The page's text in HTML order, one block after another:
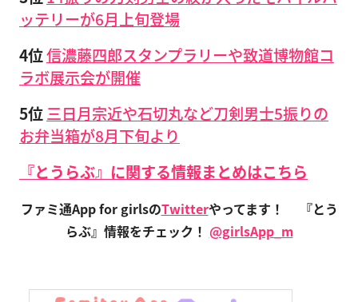
ッテリーが6月上旬登場
4位信濃藤四郎スタンプラリーや致道博物館コ
ラボ展示会が開催
5位三日月宗近や石切丸など刀剣男士5振りの
お弁当箱が8月下旬より
『とうらぶ』に関する情報まとめはこちら
ファミ通App for girlsのTwitterやってます！
『とう
らぶ』情報をチェック！ @girlsApp_m